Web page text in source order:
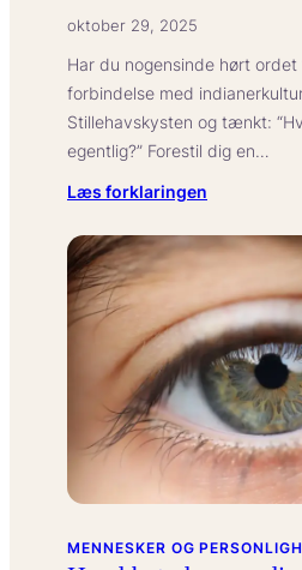
oktober 29, 2025
Har du nogensinde hørt
forbindelse med
Stillehavskysten og tænkt:
egentlig?” Forestil dig en…
Læs forklaringen
betyder
i
oprindelige
kulturer?
MENNESKER OG